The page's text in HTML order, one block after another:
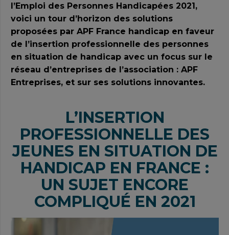
l’Emploi des Personnes Handicapées 2021,
voici un tour d’horizon des solutions
proposées par APF France handicap en faveur
de l’insertion professionnelle des personnes
en situation de handicap avec un focus sur le
réseau d’entreprises de l’association : APF
Entreprises, et sur ses solutions innovantes.
L’INSERTION
PROFESSIONNELLE DES
JEUNES EN SITUATION DE
HANDICAP EN FRANCE :
UN SUJET ENCORE
COMPLIQUÉ EN 2021